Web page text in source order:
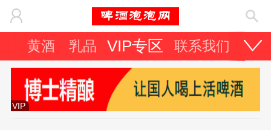
黄酒 乳品 VIP专区 联系我们
VIP